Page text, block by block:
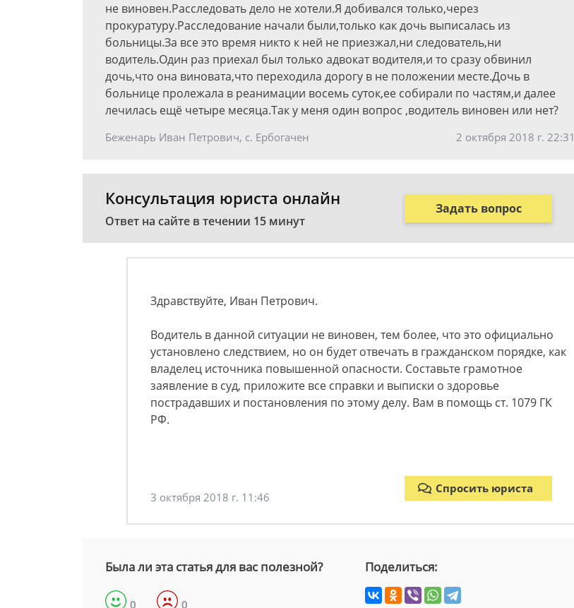
не виновен.Расследовать дело не хотели.Я добивался только,через
прокуратуру.Расследование начали были,только как дочь выписалась из
больницы.За все это время никто к ней не приезжал,ни следователь,ни
водитель.Один раз приехал был только адвокат водителя,и то сразу обвинил
дочь,что она виновата,что переходила дорогу в не положении месте.Дочь в
больнице пролежала в реанимации восемь суток,ее собирали по частям,и далее
лечилась ещё четыре месяца.Так у меня один вопрос ,водитель виновен или нет?
Беженарь Иван Петрович, с. Ербогачен 2 октября 2018 г. 22:31
Консультация юриста онлайн
Ответ на сайте в течении 15 минут
Задать вопрос
Здравствуйте, Иван Петрович.
Водитель в данной ситуации не виновен, тем более, что это официально
установлено следствием, но он будет отвечать в гражданском порядке, как
владелец источника повышенной опасности. Составьте грамотное
заявление в суд, приложите все справки и выписки о здоровье
пострадавших и постановления по этому делу. Вам в помощь ст. 1079 ГК
РФ.
3 октября 2018 г. 11:46
Спросить юриста
Была ли эта статья для вас полезной?
0 0
Поделиться: